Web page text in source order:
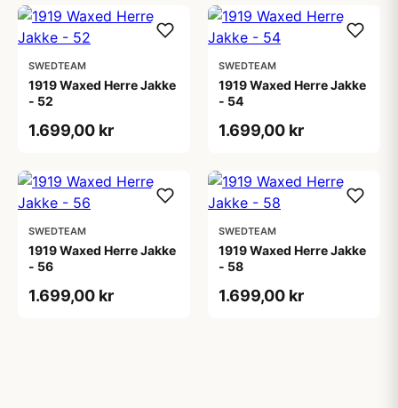
SWEDTEAM
1919 Waxed Herre Jakke
- 52
1.699,00 kr
SWEDTEAM
1919 Waxed Herre Jakke
- 54
1.699,00 kr
SWEDTEAM
1919 Waxed Herre Jakke
- 56
1.699,00 kr
SWEDTEAM
1919 Waxed Herre Jakke
- 58
1.699,00 kr